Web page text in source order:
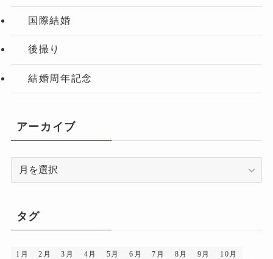
国際結婚
後撮り
結婚周年記念
アーカイブ
イ
ブ
タグ
1月 2月 3月 4月 5月 6月 7月 8月 9月
10月